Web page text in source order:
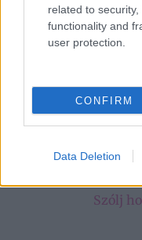
related to
functionality and
user protection.
CONFIRM
Data Deletion
ÁLLATOK BIOLÓGIA
TERMÉSZET
Szólj